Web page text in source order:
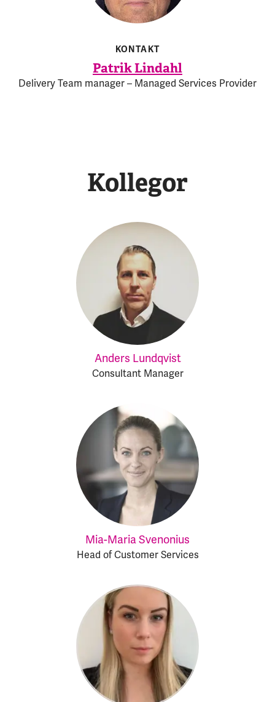
KONTAKT
Patrik Lindahl
Delivery Team manager – Managed Services Provider
Kollegor
Anders Lundqvist
Consultant Manager
Mia-Maria Svenonius
Head of Customer Services